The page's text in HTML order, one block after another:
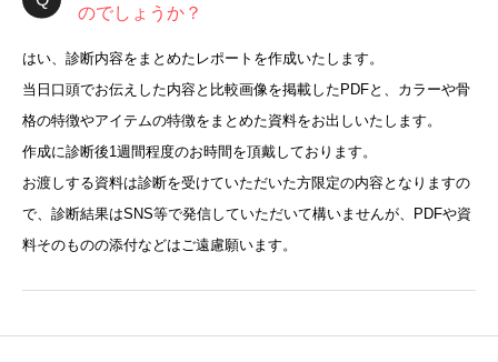
のでしょうか？
はい、診断内容をまとめたレポートを作成いたします。
当日口頭でお伝えした内容と比較画像を掲載したPDFと、カラーや骨
格の特徴やアイテムの特徴をまとめた資料をお出しいたします。
作成に診断後1週間程度のお時間を頂戴しております。
お渡しする資料は診断を受けていただいた方限定の内容となりますの
で、診断結果はSNS等で発信していただいて構いませんが、PDFや資
料そのものの添付などはご遠慮願います。